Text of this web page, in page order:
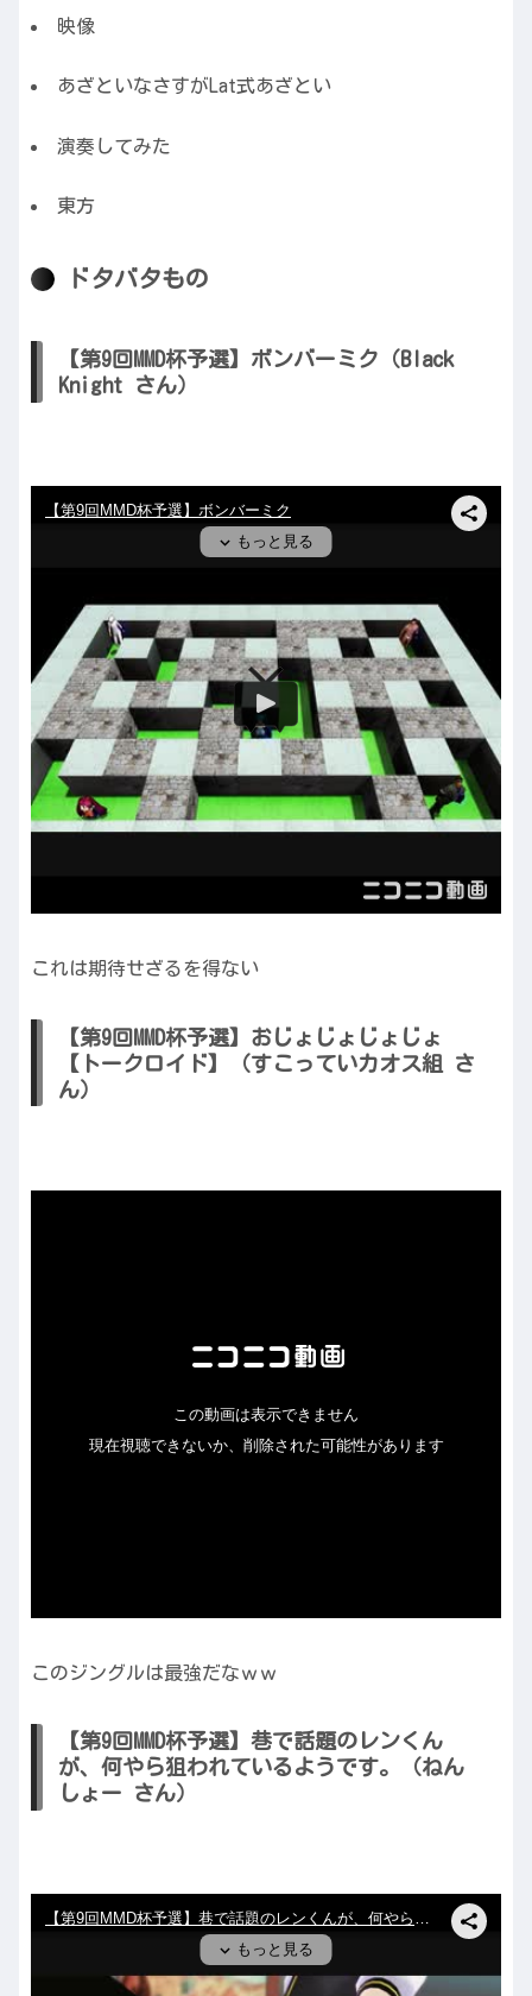
映像
あざといなさすがLat式あざとい
演奏してみた
東方
ドタバタもの
【第9回MMD杯予選】ボンバーミク（Black
Knight さん）
これは期待せざるを得ない
【第9回MMD杯予選】おじょじょじょじょ
【トークロイド】（すこっていカオス組 さ
ん）
このジングルは最強だなｗｗ
【第9回MMD杯予選】巷で話題のレンくん
が、何やら狙われているようです。（ねん
しょー さん）